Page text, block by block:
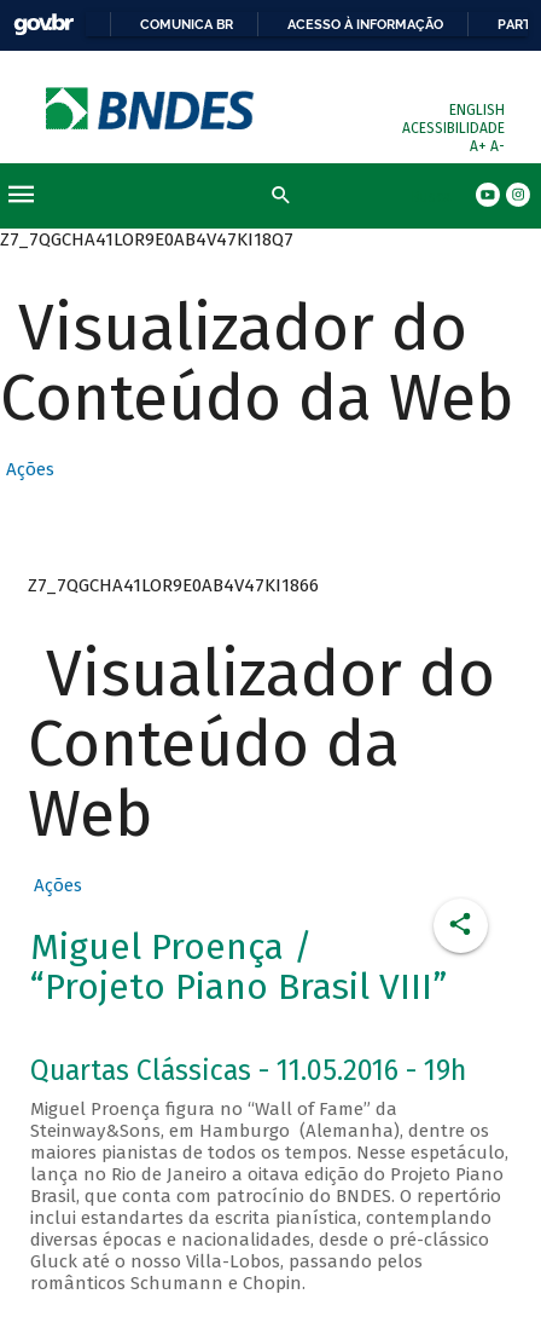
COMUNICA BR ACESSO À INFORMAÇÃO
ENGLISH
ACESSIBILIDADE
A+ A-
Z7_7QGCHA41LOR9E0AB4V47KI18Q7
Visualizador do
Conteúdo da Web
Ações
Z7_7QGCHA41LOR9E0AB4V47KI1866
Visualizador do
Conteúdo da
Web
Ações
Miguel Proença /
“Projeto Piano Brasil VIII”
Quartas Clássicas - 11.05.2016 - 19h
Miguel Proença figura no “Wall of Fame” da
Steinway&Sons, em Hamburgo (Alemanha), dentre os
maiores pianistas de todos os tempos. Nesse espetáculo,
lança no Rio de Janeiro a oitava edição do Projeto Piano
Brasil, que conta com patrocínio do BNDES. O repertório
inclui estandartes da escrita pianística, contemplando
diversas épocas e nacionalidades, desde o pré-clássico
Gluck até o nosso Villa-Lobos, passando pelos
românticos Schumann e Chopin.